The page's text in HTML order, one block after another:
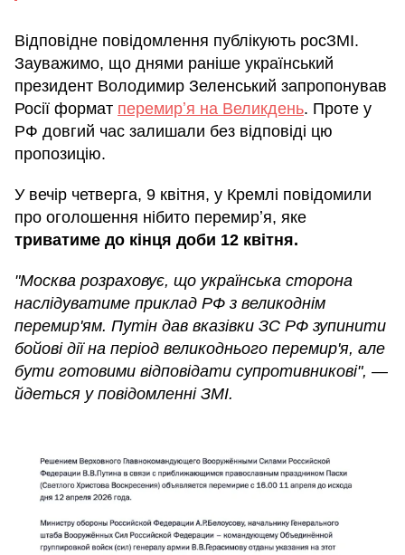
Відповідне повідомлення публікують росЗМІ.
Зауважимо, що днями раніше український
президент Володимир Зеленський запропонував
Росії формат перемирʼя на Великдень. Проте у
РФ довгий час залишали без відповіді цю
пропозицію.
У вечір четверга, 9 квітня, у Кремлі повідомили
про оголошення нібито перемирʼя, яке
триватиме до кінця доби 12 квітня.
"Москва розраховує, що українська сторона
наслідуватиме приклад РФ з великоднім
перемир'ям. Путін дав вказівки ЗС РФ зупинити
бойові дії на період великоднього перемир'я, але
бути готовими відповідати супротивникові", —
йдеться у повідомленні ЗМІ.